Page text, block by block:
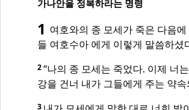
가나안을 정복하라는 명령
1 여호와의 종 모세가 죽은 다음
들 여호수아 에게 이렇게 말씀하셨
2“나의 종 모세는 죽었다. 이제 너
강을 건너 내가 그들에게 주는 약
3